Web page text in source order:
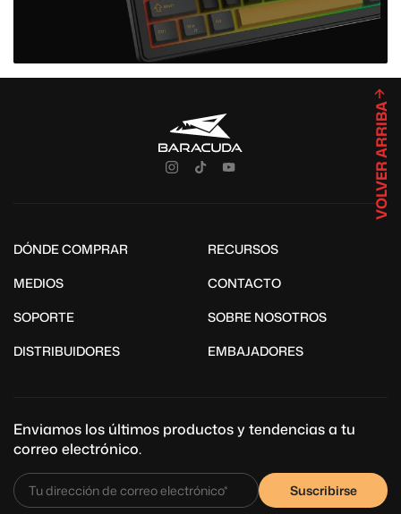
DÓNDE COMPRAR
RECURSOS
MEDIOS
CONTACTO
SOPORTE
SOBRE NOSOTROS
DISTRIBUIDORES
EMBAJADORES
Enviamos los últimos productos y tendencias a tu
correo electrónico.
Suscribirse
VOLVER ARRIBA